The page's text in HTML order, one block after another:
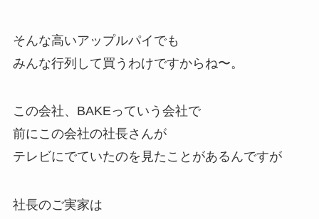
そんな高いアップルパイでも
みんな行列して買うわけですからね〜。
この会社、BAKEっていう会社で
前にこの会社の社長さんが
テレビにでていたのを見たことがあるんですが
社長のご実家は